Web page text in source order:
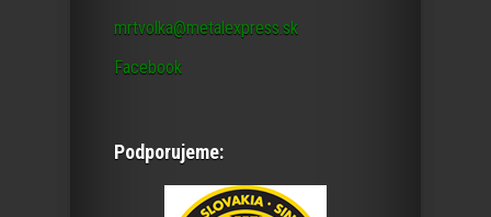
mrtvolka@metalexpress.sk
Facebook
Podporujeme: